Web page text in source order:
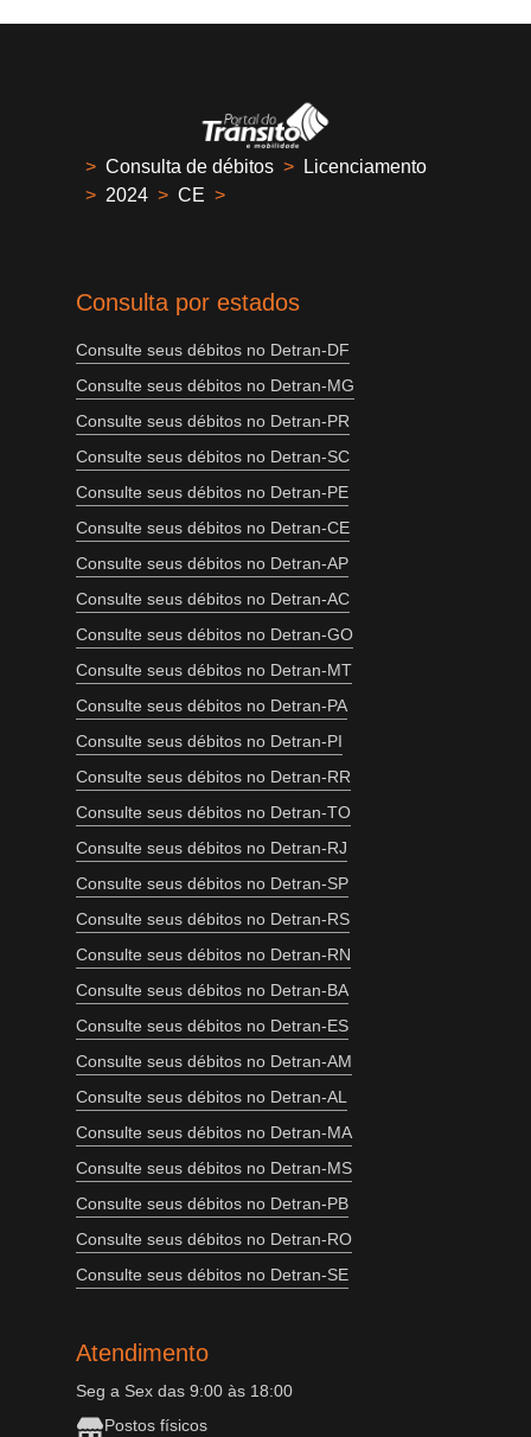
> Consulta de débitos > Licenciamento
> 2024 > CE >
Consulta por estados
Consulte seus débitos no Detran-DF
Consulte seus débitos no Detran-MG
Consulte seus débitos no Detran-PR
Consulte seus débitos no Detran-SC
Consulte seus débitos no Detran-PE
Consulte seus débitos no Detran-CE
Consulte seus débitos no Detran-AP
Consulte seus débitos no Detran-AC
Consulte seus débitos no Detran-GO
Consulte seus débitos no Detran-MT
Consulte seus débitos no Detran-PA
Consulte seus débitos no Detran-PI
Consulte seus débitos no Detran-RR
Consulte seus débitos no Detran-TO
Consulte seus débitos no Detran-RJ
Consulte seus débitos no Detran-SP
Consulte seus débitos no Detran-RS
Consulte seus débitos no Detran-RN
Consulte seus débitos no Detran-BA
Consulte seus débitos no Detran-ES
Consulte seus débitos no Detran-AM
Consulte seus débitos no Detran-AL
Consulte seus débitos no Detran-MA
Consulte seus débitos no Detran-MS
Consulte seus débitos no Detran-PB
Consulte seus débitos no Detran-RO
Consulte seus débitos no Detran-SE
Atendimento
Seg a Sex das 9:00 às 18:00
Postos físicos